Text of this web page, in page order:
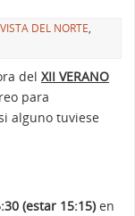
DEL NORTE,
del XII VERANO
para
alguno tuviese
(estar 15:15) en